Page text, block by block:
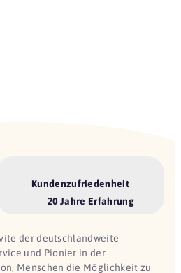
Kundenzufriedenheit
20 Jahre Erfahrung
der deutschlandweite
und Pionier in der
Menschen die Möglichkeit zu